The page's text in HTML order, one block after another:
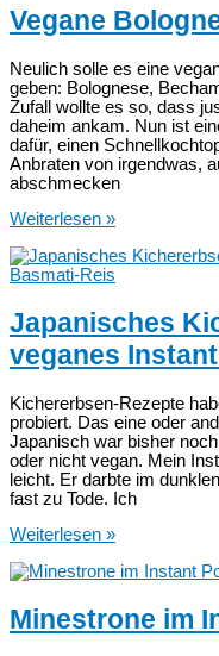
–
ein
Rinderbraten
Vegane
Neulich solle es eine
geben: Bolognese,
Zufall wollte es so, dass
daheim ankam. Nun ist
dafür, einen
Anbraten von irgendwas,
abschmecken
Vegane
im
MeinHans
Weiterlesen »
Japanisches
veganes
Kichererbsen-Rezepte
probiert. Das eine oder
Japanisch war bisher
oder nicht vegan. Mein
leicht. Er darbte im
fast zu Tode. Ich
Japanisches
Curry
veganes
Instant
Weiterlesen »
Minestrone im